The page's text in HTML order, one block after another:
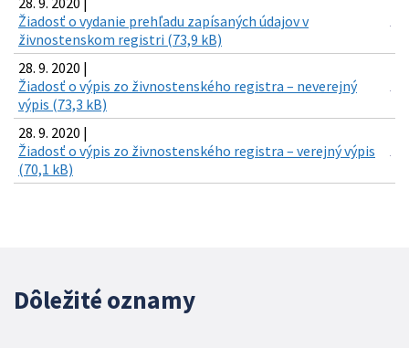
Žiadosť o vydanie prehľadu zapísaných údajov v
živnostenskom registri (73,9 kB)
28. 9. 2020 |
Žiadosť o výpis zo živnostenského registra – neverejný
výpis (73,3 kB)
28. 9. 2020 |
Žiadosť o výpis zo živnostenského registra – verejný výpis
(70,1 kB)
Dôležité oznamy